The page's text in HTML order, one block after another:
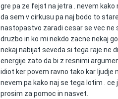
gre pa ze fejst na jetra . nevem
da sem v cirkusu pa naj bodo to
nastopastvo zaradi cesar se vec ne
druzbo in ko mi nekdo zacne nekaj
nekaj nabijat seveda si tega raje ne
energije zato da bi z resnimi
idiot ker povem ravno tako kar ljudje
nevem pa kako naj se tega lotim .
prosim za pomoc in nasvet.